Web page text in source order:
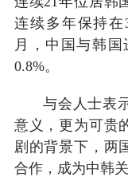
连续多年保持在
月，中国与韩国
0.8%。
与会人士表
意义，更为可贵
剧的背景下，两
合作，成为中韩